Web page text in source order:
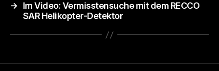
→
Im Video: Vermisstensuche mit dem RECCO
SAR Helikopter-Detektor